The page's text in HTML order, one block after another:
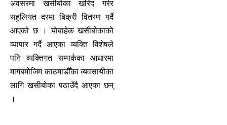
अवसरमा खसीबोका खरिद गरेर
सहुलियत दरमा बिक्री वितरण गर्दै
आएको छ । योबाहेक खसीबोकाको
व्यापार गर्दै आएका व्यक्ति विशेषले
पनि व्यक्तिगत सम्पर्कका आधारमा
मागबमोजिम काठमाडौँका व्यवसायीका
लागि खसीबोका पठाउँदै आएका छन्
।